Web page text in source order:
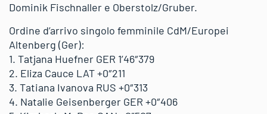
Dominik Fischnaller e Oberstolz/Gruber.
Ordine d’arrivo singolo femminile CdM/Europei
Altenberg (Ger):
1. Tatjana Huefner GER 1’46″379
2. Eliza Cauce LAT +0″211
3. Tatiana Ivanova RUS +0″313
4. Natalie Geisenberger GER +0″406